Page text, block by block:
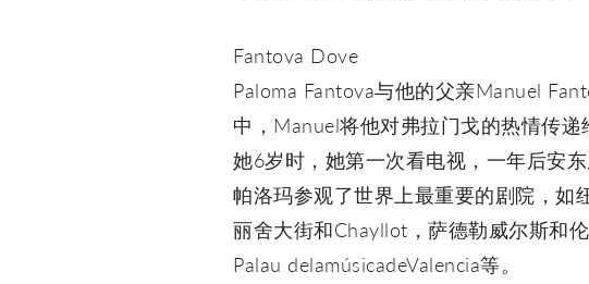
Fantova Dove
Paloma Fantova与他的父亲Manuel
中，Manuel将他对弗拉门戈的热情传
她6岁时，她第一次看电视，一年后安
帕洛玛参观了世界上最重要的剧院，如
丽舍大街和Chayllot，萨德勒威尔斯和
Palau delamúsicadeValencia等。